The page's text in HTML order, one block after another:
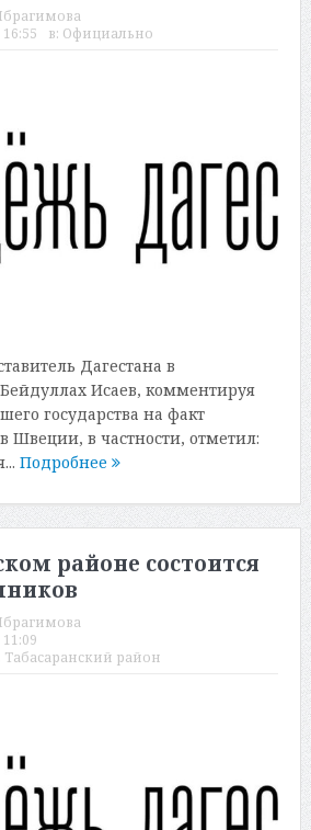
в: Официально
Дагестана в
Исаев, комментируя
государства на факт
Швеции, в частности, отметил:
Подробнее
районе состоится
Табасаранский район